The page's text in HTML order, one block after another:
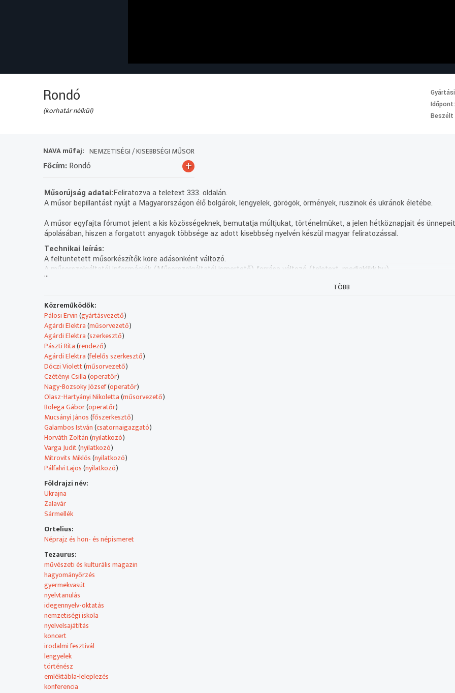
Rondó
(korhatár nélkül)
NAVA műfaj: NEMZETISÉGI / KISEBBSÉGI MŰSOR
Főcím:Rondó +
Műsorújság adatai:Feliratozva a teletext 333. oldalán.
A műsor bepillantást nyújt a Magyarországon élő bolgárok, lengyelek, görögök, örmények, ruszinok és ukránok életébe.
A műsor egyfajta fórumot jelent a kis közösségeknek, bemutatja múltjukat, történelmüket, a jelen hétköznapjait és
ápolásában, hiszen a forgatott anyagok többsége az adott kisebbség nyelvén készül magyar feliratozással.
Technikai leírás:
A feltüntetett műsorkészítők köre adásonként változó.
A műsorszolgáltatói információk (Műsorszolgáltatói ismertető) forrása változó (teletext, mediaklikk.hu).
Mai adásunk gyermekzsivajtól lesz hangos.
Ennek apropóján pedig a gyermekvasúton idézzük fel
az ősz legvidámabb pillanatait.
...
TÖBB
Közreműködők:
Pálosi Ervin(gyártásvezető)
Agárdi Elektra(műsorvezető)
Agárdi Elektra(szerkesztő)
Pászti Rita(rendező)
Agárdi Elektra(felelős szerkesztő)
Dóczi Violett(műsorvezető)
Czétényi Csilla(operatőr)
Nagy-Bozsoky József(operatőr)
Olasz-Hartyányi Nikoletta(műsorvezető)
Bolega Gábor(operatőr)
Mucsányi János(főszerkesztő)
Galambos István(csatornaigazgató)
Horváth Zoltán(nyilatkozó)
Varga Judit(nyilatkozó)
Mitrovits Miklós(nyilatkozó)
Pálfalvi Lajos(nyilatkozó)
Földrajzi név:
Ukrajna
Zalavár
Sármellék
Ortelius:
Néprajz és hon- és népismeret
Tezaurus:
művészeti és kulturális magazin
hagyományőrzés
gyermekvasút
nyelvtanulás
idegennyelv-oktatás
nemzetiségi iskola
nyelvelsajátítás
koncert
irodalmi fesztivál
lengyelek
történész
emléktábla-leleplezés
konferencia